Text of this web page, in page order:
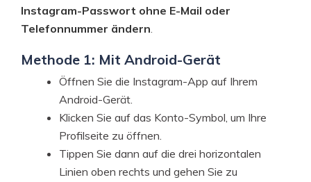
Instagram-Passwort ohne E-Mail oder
Telefonnummer ändern
Methode 1: Mit Android-Gerät
Öffnen Sie die Instagram-App auf Ihrem
Android-Gerät.
Klicken Sie auf das Konto-Symbol, um Ihre
Profilseite zu öffnen.
Tippen Sie dann auf die drei horizontalen
Linien oben rechts und gehen Sie zu